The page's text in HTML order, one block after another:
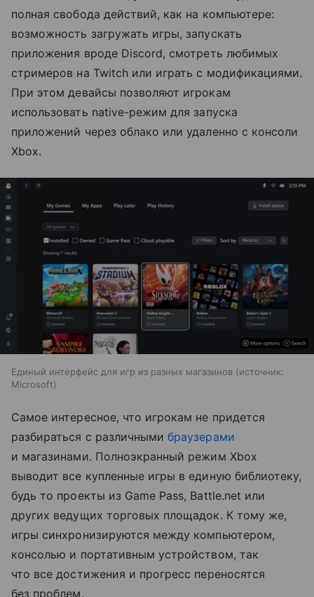
полная свобода действий, как на компьютере:
возможность загружать игры, запускать
приложения вроде Discord, смотреть любимых
стримеров на Twitch или играть с модификациями.
При этом девайсы позволяют игрокам
использовать native-режим для запуска
приложений через облако или удаленно с консоли
Xbox.
Единый интерфейс для игр из разных магазинов
источник:
Microsoft
Самое интересное, что игрокам не придется
разбираться с различнымибраузерами
и магазинами. Полноэкранный режим Xbox
выводит все купленные игры в единую библиотеку,
будь то проекты из Game Pass, Battle.net или
других ведущих торговых площадок. К тому же,
игры синхронизируются между компьютером,
консолью и портативным устройством, так
что все достижения и прогресс переносятся
без проблем.